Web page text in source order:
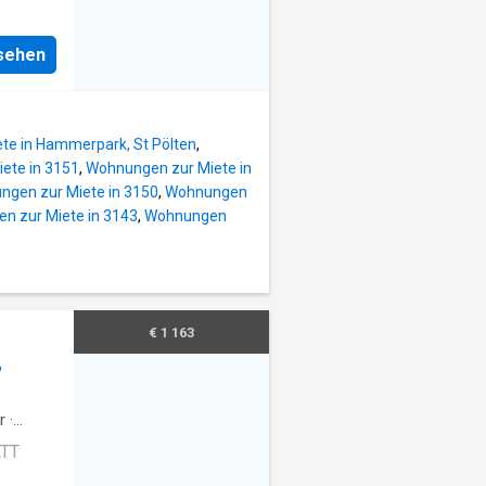
-)
in Hammerpark, St Pölten,
in 3151, Wohnungen zur Miete in
zur Miete in 3150, Wohnungen
zur Miete in 3143, Wohnungen
·
€ 1 163